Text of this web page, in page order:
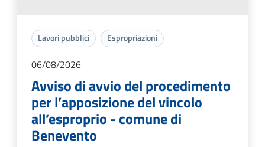
Lavori pubblici Espropriazioni
06/08/2026
Avviso di avvio del procedimento
per l’apposizione del vincolo
all’esproprio - comune di
Benevento